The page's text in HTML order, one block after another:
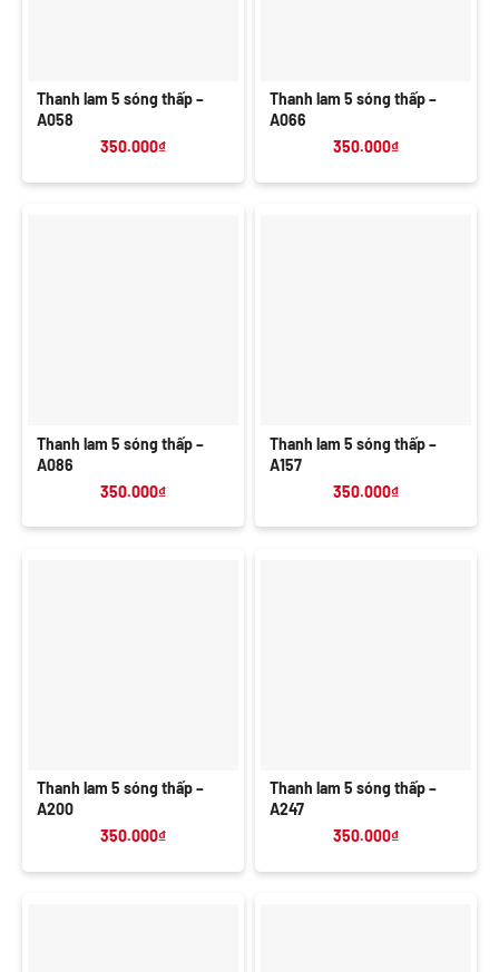
Thanh lam 5 sóng thấp –
A058
350.000₫
Thanh lam 5 sóng thấp –
A066
350.000₫
Thanh lam 5 sóng thấp –
A086
350.000₫
Thanh lam 5 sóng thấp –
A157
350.000₫
Thanh lam 5 sóng thấp –
A200
350.000₫
Thanh lam 5 sóng thấp –
A247
350.000₫